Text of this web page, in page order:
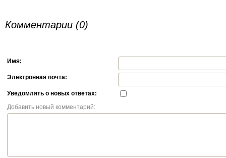
Комментарии (0)
Имя:
Электронная почта:
Уведомлять о новых ответах:
Добавить новый комментарий: